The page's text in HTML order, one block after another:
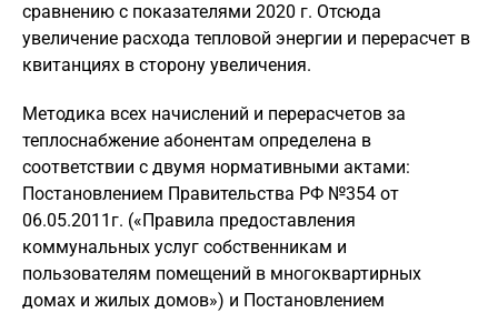
сравнению с показателями 2020 г. Отсюда
увеличение расхода тепловой энергии и перерасчет в
квитанциях в сторону увеличения.
Методика всех начислений и перерасчетов за
теплоснабжение абонентам определена в
соответствии с двумя нормативными актами:
Постановлением Правительства РФ №354 от
06.05.2011г. («Правила предоставления
коммунальных услуг собственникам и
пользователям помещений в многоквартирных
домах и жилых домов») и Постановлением